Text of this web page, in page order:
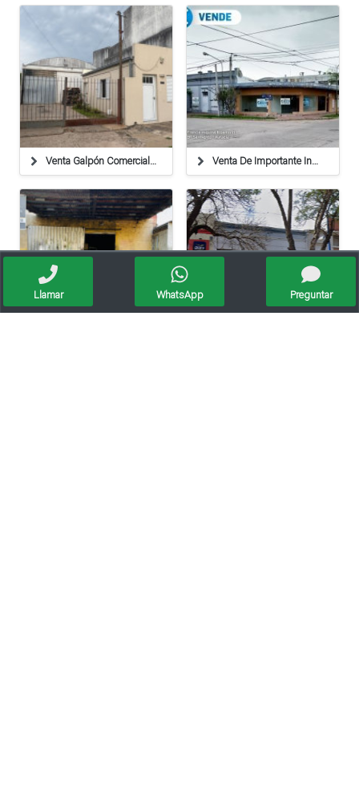
Venta Galpón Comercial+ Oficina/b° Ilolay Rafaela Venta De Importante Inmueble > Bº Sarmiento Francia Esquina Ripamonti
Llamar WhatsApp Preguntar